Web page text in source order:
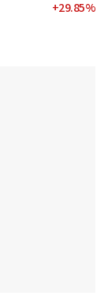
+29.85%